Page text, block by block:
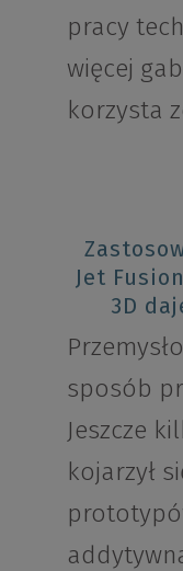
pracy
więcej
korzysta
Jet
3D
sposób
Jeszcze
kojarzył